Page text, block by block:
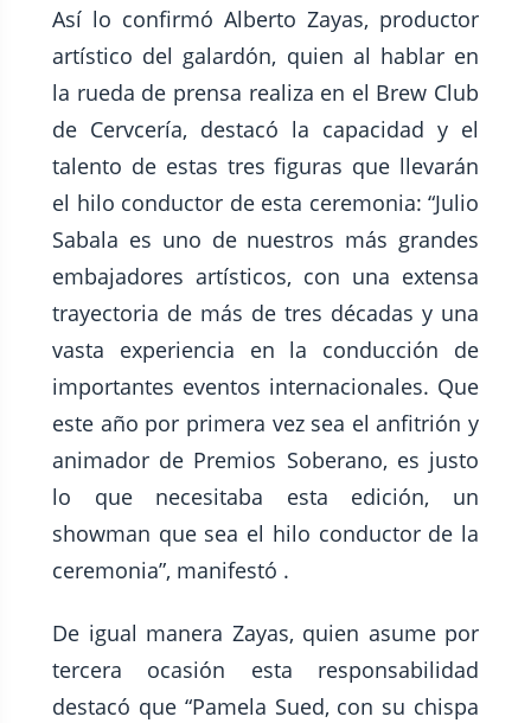
Así lo confirmó Alberto Zayas, productor
artístico del galardón, quien al hablar en
la rueda de prensa realiza en el Brew Club
de Cervcería, destacó la capacidad y el
talento de estas tres figuras que llevarán
el hilo conductor de esta ceremonia: “Julio
Sabala es uno de nuestros más grandes
embajadores artísticos, con una extensa
trayectoria de más de tres décadas y una
vasta experiencia en la conducción de
importantes eventos internacionales. Que
este año por primera vez sea el anfitrión y
animador de Premios Soberano, es justo
lo que necesitaba esta edición, un
showman que sea el hilo conductor de la
ceremonia”, manifestó .
De igual manera Zayas, quien asume por
tercera ocasión esta responsabilidad
destacó que “Pamela Sued, con su chispa